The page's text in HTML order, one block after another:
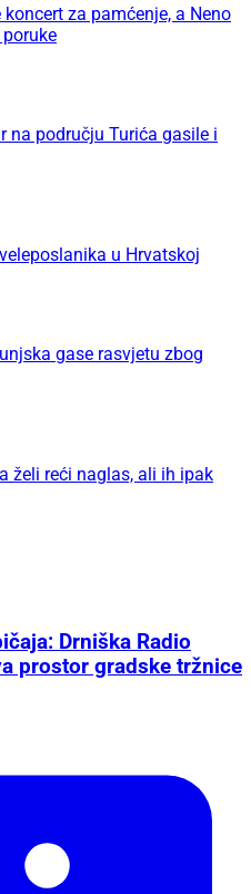
za pamćenje, a Neno
na području Turića gasile i
u Hrvatskoj
gase rasvjetu zbog
želi reći naglas, ali ih ipak
Drniška Radio
prostor gradske tržnice